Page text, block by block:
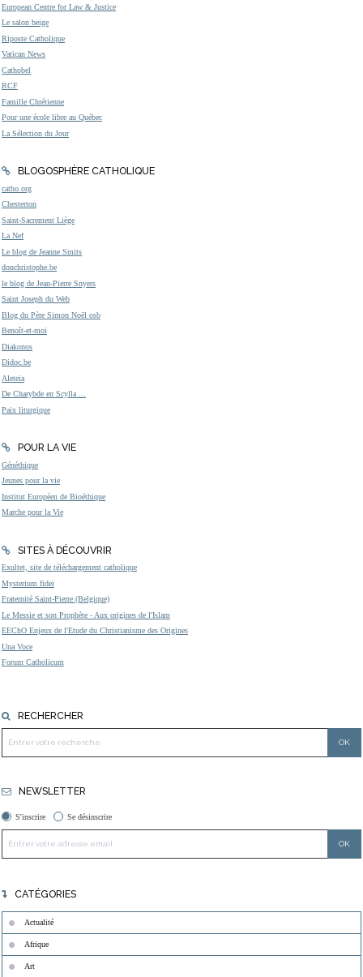
European Centre for Law & Justice
Le salon beige
Riposte Catholique
Vatican News
Cathobel
RCF
Famille Chrétienne
Pour une école libre au Québec
La Sélection du Jour
BLOGOSPHÈRE CATHOLIQUE
catho.org
Chesterton
Saint-Sacrement Liège
La Nef
Le blog de Jeanne Smits
donchristophe.be
le blog de Jean-Pierre Snyers
Saint Joseph du Web
Blog du Père Simon Noël osb
Benoît-et-moi
Diakonos
Didoc.be
Aleteia
De Charybde en Scylla ...
Paix liturgique
POUR LA VIE
Généthique
Jeunes pour la vie
Institut Européen de Bioéthique
Marche pour la Vie
SITES À DÉCOUVRIR
Exultet, site de téléchargement catholique
Mysterium fidei
Fraternité Saint-Pierre (Belgique)
Le Messie et son Prophète - Aux origines de l'Islam
EEChO Enjeux de l'Etude du Christianisme des Origines
Una Voce
Forum Catholicum
RECHERCHER
NEWSLETTER
S'inscrire Se désinscrire
CATÉGORIES
Actualité
Afrique
Art